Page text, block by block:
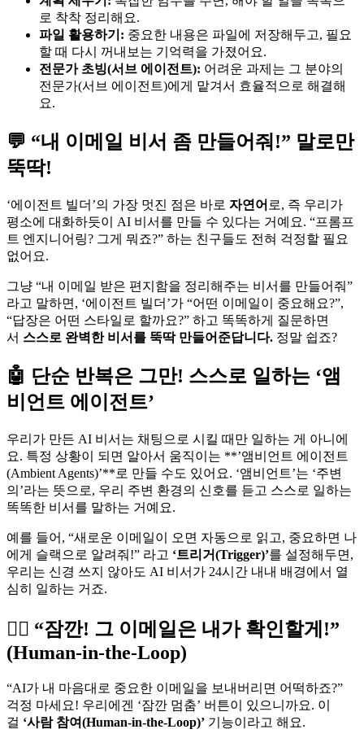
로 착착 정리해요.
파일 활용하기: 중요한 내용은 파일에 저장해두고, 필요
할 때 다시 꺼내보는 기억력을 가졌어요.
전문가 초빙(서브 에이전트): 어려운 과제는 그 분야의
전문가(서브 에이전트)에게 맡겨서 효율적으로 해결해
요.
💬 “내 이메일 비서 좀 만들어줘!” 말로만
뚝딱!
‘에이전트 빌더’의 가장 멋진 점은 바로 자연어 로, 즉 우리가
평소에 대화하듯이 AI 비서를 만들 수 있다는 거예요. “프롬프
트 엔지니어링? 그게 뭐죠?” 하는 친구들도 전혀 걱정할 필요
없어요.
그냥 “내 이메일 받은 편지함을 정리해주는 비서를 만들어줘”
라고 말하면, ‘에이전트 빌더’가 “어떤 이메일이 중요해요?”,
“답장은 어떤 스타일로 할까요?” 하고 똑똑하게 질문하면
서 스스로 완벽한 비서를 뚝딱 만들어준답니다. 정말 쉽죠?
🤖 단순 반복은 그만! 스스로 일하는 ‘앰
비언트 에이전트’
우리가 만든 AI 비서는 채팅으로 시킬 때만 일하는 게 아니에
요. 특정 상황이 되면 알아서 움직이는 **’앰비언트 에이전트
(Ambient Agents)’**로 만들 수도 있어요. ‘앰비언트’는 ‘주변
의’라는 뜻으로, 우리 주변 환경의 신호를 듣고 스스로 일하는
똑똑한 비서를 말하는 거예요.
예를 들어, “새로운 이메일이 오면 자동으로 읽고, 중요하면 나
에게 슬랙으로 알려줘!” 라고 ‘트리거(Trigger)’를 설정해두면,
우리는 신경 쓰지 않아도 AI 비서가 24시간 내내 배경에서 열
심히 일하는 거죠.
🙋‍♂️ “잠깐! 그 이메일은 내가 확인할게!”
(Human-in-the-Loop)
“AI가 내 마음대로 중요한 이메일을 보내버리면 어떡하죠?”
걱정 마세요! 우리에겐 ‘잠깐 멈춤’ 버튼이 있으니까요. 이
걸 ‘사람 참여(Human-in-the-Loop)’ 기능이라고 해요.